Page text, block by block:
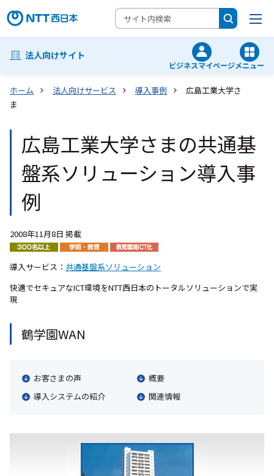
法人向けサイト
ビジネスマイページメニュー
ホーム 法人向けサービス 導入事例
広島工業大学さ
ま
広島工業大学さまの共通基
盤系ソリューション導入事
例
2008年11月8日 掲載
導入サービス： 共通基盤系ソリューション
快適でセキュアなICT環境をNTT西日本のトータルソリューションで実
現
鶴学園WAN
お客さまの声
概要
導入システムの紹介
関連情報